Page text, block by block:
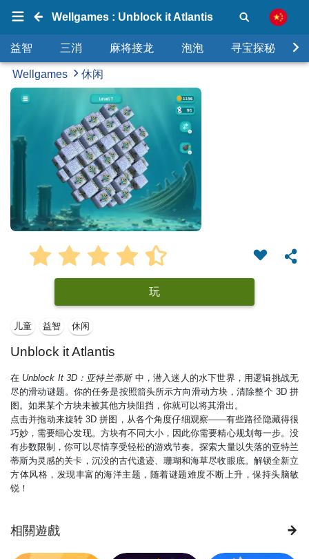
Wellgames : Unblock it Atlantis
益智 三消 麻将接龙 泡泡 寻宝探秘
Wellgames 休闲
玩
儿童 益智 休闲
Unblock it Atlantis
在 Unblock It 3D：亚特兰蒂斯中，潜入迷人的水下世界，用逻辑挑战无
尽的滑动谜题。你的任务是按照箭头所示方向滑动方块，清除整个 3D 拼
图。如果某个方块未被其他方块阻挡，你就可以将其滑出。
点击并拖动来旋转 3D 拼图，从各个角度仔细观察——有些路径隐藏得很
巧妙，需要细心发现。方块有不同大小，因此你需要精心规划每一步。没
有步数限制，你可以尽情享受轻松的游戏节奏。探索大量以失落的亚特兰
蒂斯为灵感的关卡，沉没的古代遗迹、珊瑚和海草尽收眼底。解锁全新立
方体风格，发现丰富的海洋主题，随着谜题难度不断上升，保持头脑敏
锐！
相關遊戲